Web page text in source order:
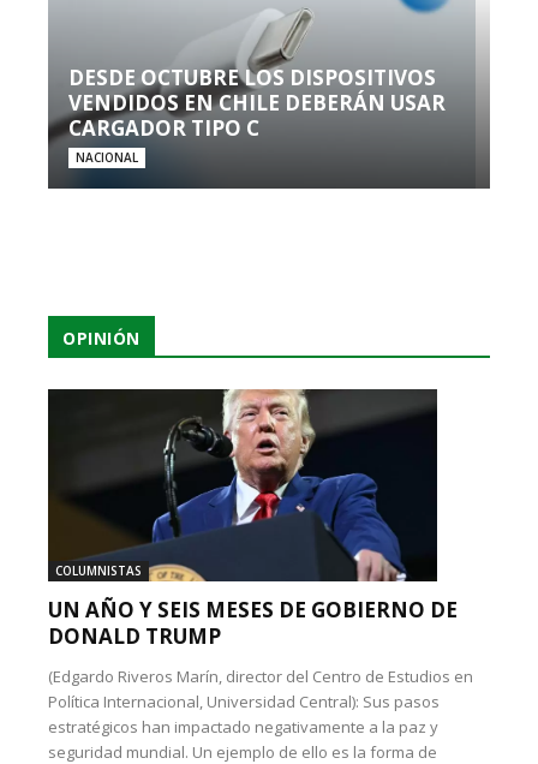
DESDE OCTUBRE LOS DISPOSITIVOS
VENDIDOS EN CHILE DEBERÁN USAR
CARGADOR TIPO C
NACIONAL
OPINIÓN
COLUMNISTAS
UN AÑO Y SEIS MESES DE GOBIERNO DE
DONALD TRUMP
(Edgardo Riveros Marín, director del Centro de Estudios en
Política Internacional, Universidad Central): Sus pasos
estratégicos han impactado negativamente a la paz y
seguridad mundial. Un ejemplo de ello es la forma de